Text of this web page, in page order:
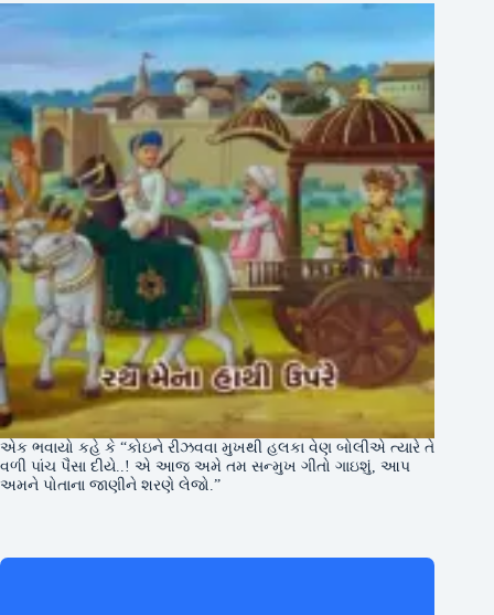
એક ભવાયો કહે કે “કોઇને રીઝવવા મુખથી હલકા વેણ બોલીએ ત્યારે તે
વળી પાંચ પૈસા દીયે..! એ આજ અમે તમ સન્મુખ ગીતો ગાઇશું, આપ
અમને પોતાના જાણીને શરણે લેજો.”